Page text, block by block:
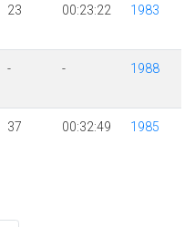
23 00:23:22 1983
- - 1988
37 00:32:49 1985